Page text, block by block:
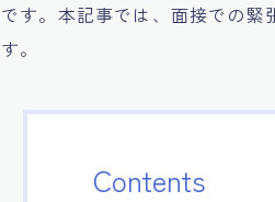
です。本記事では、面接での緊
す。
Contents